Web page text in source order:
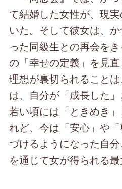
て結婚した女性が、現
いた。そして彼女は、
った同級生との再会を
の「幸せの定義」を見直
理想が裏切られること
は、自分が「成長した」
若い頃には「ときめき
れど、今は「安心」や
づけるようになった自
を通じて女が得られる最